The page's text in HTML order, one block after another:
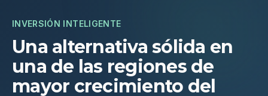
INVERSIÓN INTELIGENTE
Una alternativa sólida en
una de las regiones de
mayor crecimiento del